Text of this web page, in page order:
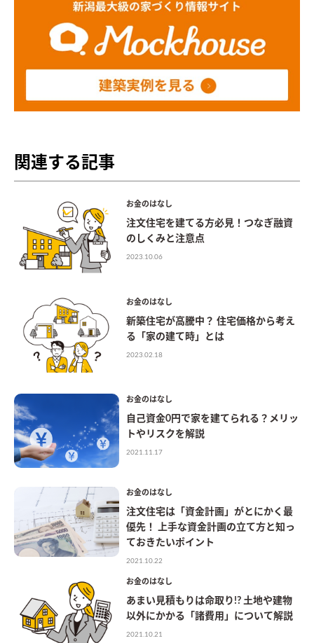
関連する記事
お金のはなし
注文住宅を建てる方必見！つなぎ融資
のしくみと注意点
2023.10.06
お金のはなし
新築住宅が高騰中？ 住宅価格から考え
る「家の建て時」とは
2023.02.18
お金のはなし
自己資金0円で家を建てられる？メリッ
トやリスクを解説
2021.11.17
お金のはなし
注文住宅は「資金計画」がとにかく最
優先！ 上手な資金計画の立て方と知っ
ておきたいポイント
2021.10.22
お金のはなし
あまい見積もりは命取り!? 土地や建物
以外にかかる「諸費用」について解説
2021.10.21